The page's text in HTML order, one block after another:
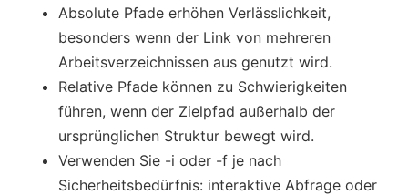
Absolute Pfade erhöhen Verlässlichkeit,
besonders wenn der Link von mehreren
Arbeitsverzeichnissen aus genutzt wird.
Relative Pfade können zu Schwierigkeiten
führen, wenn der Zielpfad außerhalb der
ursprünglichen Struktur bewegt wird.
Verwenden Sie -i oder -f je nach
Sicherheitsbedürfnis: interaktive Abfrage oder